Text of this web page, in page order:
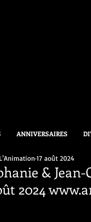
ANNIVERSAIRES
& Jean-
2024
17 août 2024